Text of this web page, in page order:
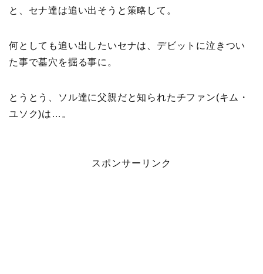
と、セナ達は追い出そうと策略して。
何としても追い出したいセナは、デビットに泣きつい
た事で墓穴を掘る事に。
とうとう、ソル達に父親だと知られたチファン(キム・
ユソク)は…。
スポンサーリンク